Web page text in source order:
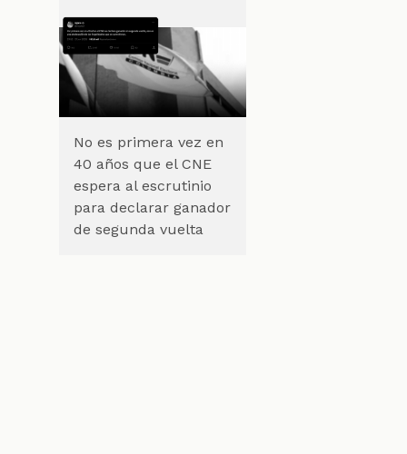
No es primera vez en
40 años que el CNE
espera al escrutinio
para declarar ganador
de segunda vuelta